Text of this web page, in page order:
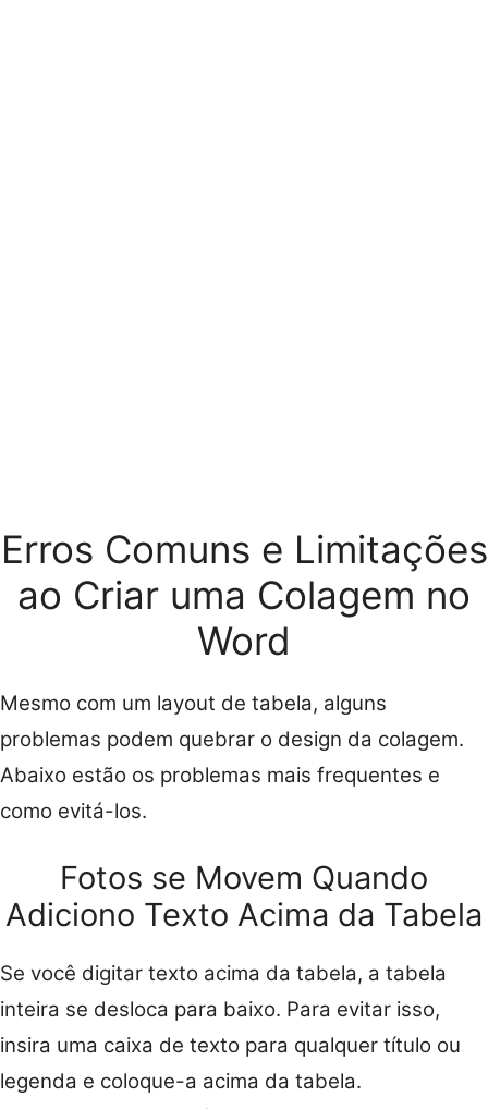
Erros Comuns e Limitações
ao Criar uma Colagem no
Word
Mesmo com um layout de tabela, alguns
problemas podem quebrar o design da colagem.
Abaixo estão os problemas mais frequentes e
como evitá-los.
Fotos se Movem Quando
Adiciono Texto Acima da Tabela
Se você digitar texto acima da tabela, a tabela
inteira se desloca para baixo. Para evitar isso,
insira uma caixa de texto para qualquer título ou
legenda e coloque-a acima da tabela.